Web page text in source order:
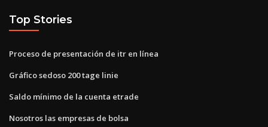
Top Stories
Proceso de presentación de itr en línea
Gráfico sedoso 200 tage linie
Saldo mínimo de la cuenta etrade
Nosotros las empresas de bolsa